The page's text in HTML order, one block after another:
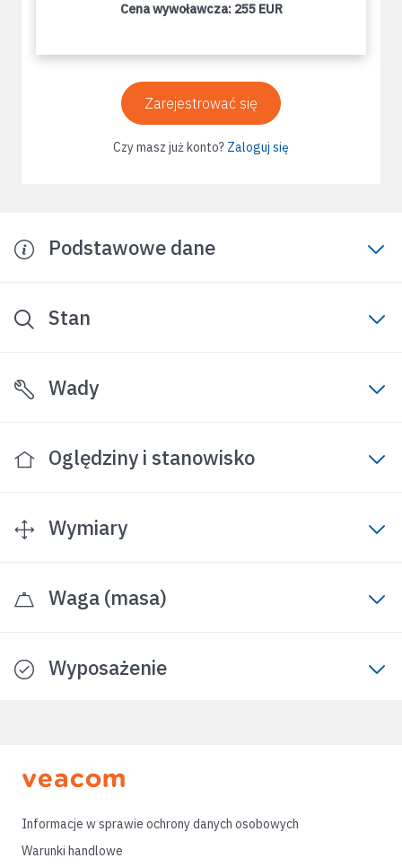
Cena wywoławcza: 255 EUR
Zarejestrować się
Czy masz już konto? Zaloguj się
Podstawowe dane
Stan
Wady
Oględziny i stanowisko
Wymiary
Waga (masa)
Wyposażenie
Informacje w sprawie ochrony danych osobowych
Warunki handlowe